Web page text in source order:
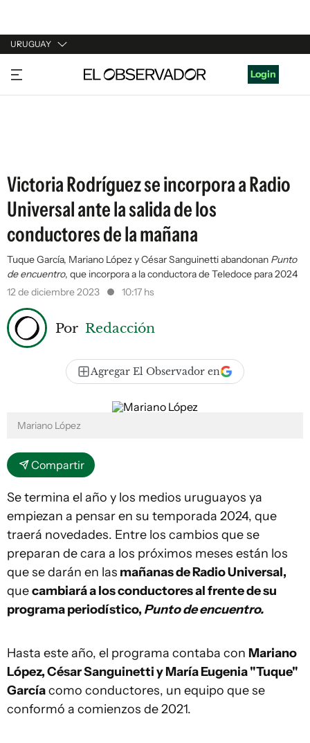
URUGUAY
URUGUAY
ARGENTINA
Login
Victoria Rodríguez se incorpora a Radio
Universal ante la salida de los
conductores de la mañana
Tuque García, Mariano López y César Sanguinetti abandonan Punto
de encuentro, que incorpora a la conductora de Teledoce para 2024
12 de diciembre 2023
10:17 hs
Por Redacción
Agregar El Observador en
Mariano López
Compartir
Se termina el año y los medios uruguayos ya
empiezan a pensar en su temporada 2024, que
traerá novedades. Entre los cambios que se
preparan de cara a los próximos meses están los
que se darán en las mañanas de Radio Universal,
quecambiará a los conductores al frente de su
programa periodístico, Punto de encuentro.
Hasta este año, el programa contaba con Mariano
López, César Sanguinetti y María Eugenia "Tuque"
Garcíacomo conductores, un equipo que se
conformó a comienzos de 2021.